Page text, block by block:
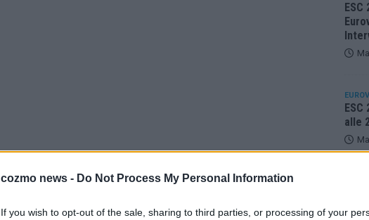
cozmo news - Do Not Process My Personal Information
If you wish to opt-out of the sale, sharing to third parties, or processing of your
alle
25